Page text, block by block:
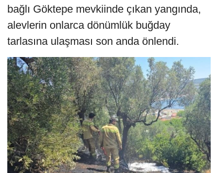
bağlı Göktepe mevkiinde çıkan yangında,
alevlerin onlarca dönümlük buğday
tarlasına ulaşması son anda önlendi.